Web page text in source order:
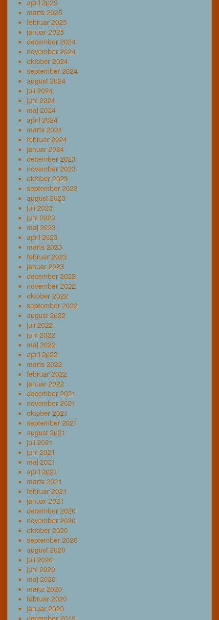
april 2025
marts 2025
februar 2025
januar 2025
december 2024
november 2024
oktober 2024
september 2024
august 2024
juli 2024
juni 2024
maj 2024
april 2024
marts 2024
februar 2024
januar 2024
december 2023
november 2023
oktober 2023
september 2023
august 2023
juli 2023
juni 2023
maj 2023
april 2023
marts 2023
februar 2023
januar 2023
december 2022
november 2022
oktober 2022
september 2022
august 2022
juli 2022
juni 2022
maj 2022
april 2022
marts 2022
februar 2022
januar 2022
december 2021
november 2021
oktober 2021
september 2021
august 2021
juli 2021
juni 2021
maj 2021
april 2021
marts 2021
februar 2021
januar 2021
december 2020
november 2020
oktober 2020
september 2020
august 2020
juli 2020
juni 2020
maj 2020
marts 2020
februar 2020
januar 2020
december 2019